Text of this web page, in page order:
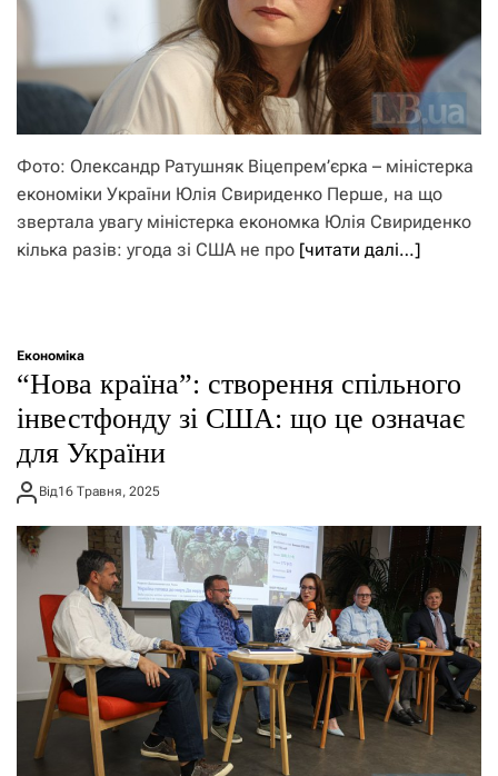
Фото: Олександр Ратушняк Віцепрем’єрка – міністерка
економіки України Юлія Свириденко Перше, на що
звертала увагу міністерка економка Юлія Свириденко
кілька разів: угода зі США не про [читати далі…]
Економіка
“Нова країна”: створення спільного
інвестфонду зі США: що це означає
для України
Від16 Травня, 2025